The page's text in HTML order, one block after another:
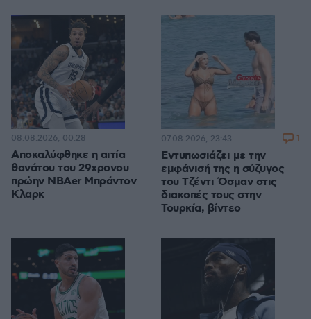
Αποκαλύφθηκε η αιτία
θανάτου του 29χρονου
πρώην NBAer Μπράντον
Κλαρκ
08.08.2026, 00:28
Εντυπωσιάζει με την
εμφάνισή της η σύζυγος
του Τζέντι Όσμαν στις
διακοπές τους στην
Τουρκία, βίντεο
07.08.2026, 23:43 1